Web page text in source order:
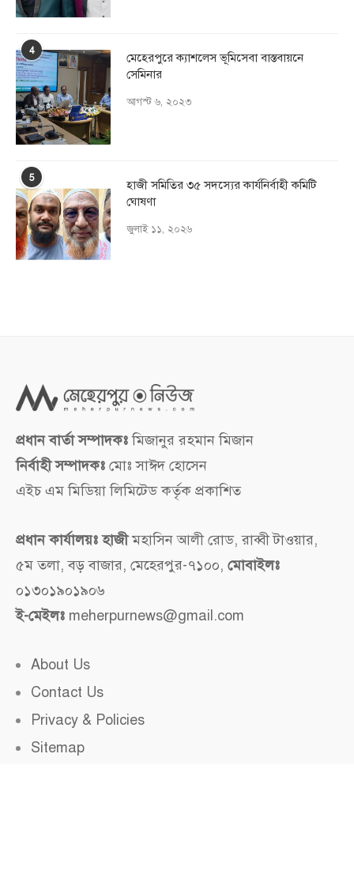
4
মেহেরপুরে ক্যাশলেস ভূমিসেবা বাস্তবায়নে
সেমিনার
আগস্ট ৬, ২০২৩
5
হাজী সমিতির ৩৫ সদস্যের কার্যনির্বাহী কমিটি
ঘোষণা
জুলাই ১১, ২০২৬
প্রধান বার্তা সম্পাদকঃমিজানুর রহমান মিজান
নির্বাহী সম্পাদকঃ মোঃ সাঈদ হোসেন
এইচ এম মিডিয়া লিমিটেড কর্তৃক প্রকাশিত
প্রধান কার্যালয়ঃ হাজীমহাসিন আলী রোড, রাব্বী টাওয়ার,
৫ম তলা, বড় বাজার, মেহেরপুর-৭১০০, মোবাইলঃ
০১৩০১৯০১৯০৬
ই-মেইলঃ meherpurnews@gmail.com
About Us
Contact Us
Privacy & Policies
Sitemap